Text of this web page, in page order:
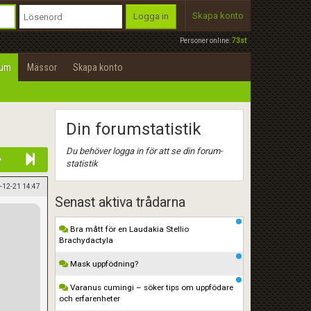
Personer online:73st
Logga in Skapa konto
Mässor Skapa konto
12-21 14:47
Din forumstatistik
Du behöver logga in för att se din forum-
statistik
Senast aktiva trådarna
Bra mått för en Laudakia Stellio
Brachydactyla
Mask uppfödning?
Varanus cumingi – söker tips om uppfödare
och erfarenheter